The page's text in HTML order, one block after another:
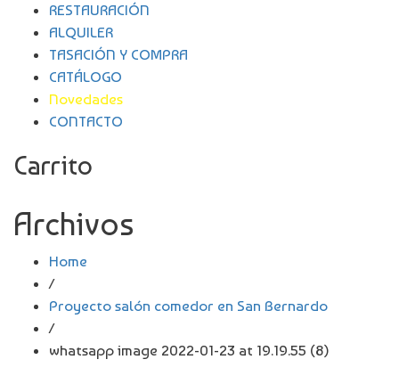
RESTAURACIÓN
ALQUILER
TASACIÓN Y COMPRA
CATÁLOGO
Novedades
CONTACTO
Carrito
Archivos
Home
/
Proyecto salón comedor en San Bernardo
/
whatsapp image 2022-01-23 at 19.19.55 (8)